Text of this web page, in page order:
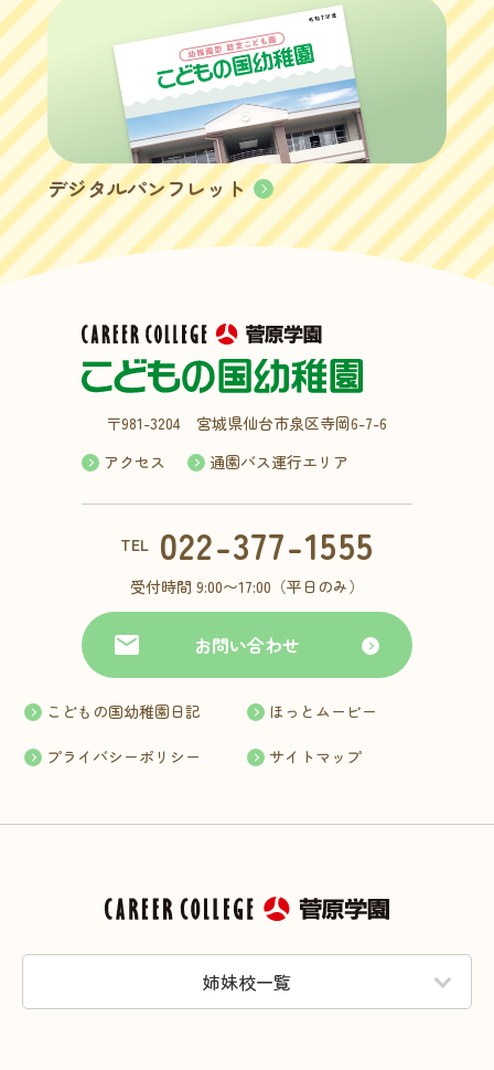
デジタルパンフレット
〒981-3204 宮城県仙台市泉区寺岡6-7-6
アクセス
通園バス運行エリア
TEL 022-377-1555
受付時間 9:00〜17:00（平日のみ）
お問い合わせ
こどもの国幼稚園日記 ほっとムービー
プライバシーポリシー サイトマップ
姉妹校一覧